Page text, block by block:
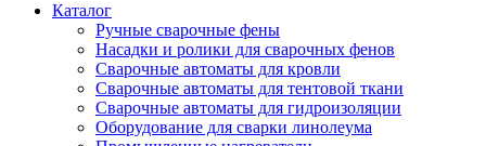
Каталог
Ручные сварочные фены
Насадки и ролики для сварочных фенов
Сварочные автоматы для кровли
Сварочные автоматы для тентовой ткани
Сварочные автоматы для гидроизоляции
Оборудование для сварки линолеума